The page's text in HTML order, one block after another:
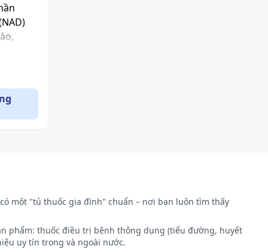
một "tủ thuốc gia đình" chuẩn – nơi bạn luôn tìm thấy
phẩm: thuốc điều trị bệnh thông dụng (tiểu đường, huyết
uy tín trong và ngoài nước.